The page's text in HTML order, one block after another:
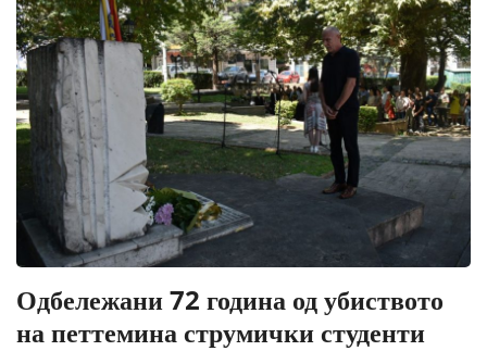
Одбележани 72 година од убиството
на петтемина струмички студенти